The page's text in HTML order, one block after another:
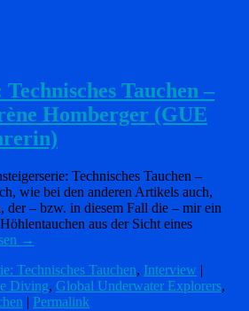
Tauchen –
Homberger (GUE
Technisches Tauchen –
wie bei den anderen Artikels auch,
der – bzw. in diesem Fall die – mir ein
aus der Sicht eines
→
Technisches Tauchen, Interview |
Diving, Global Underwater Explorers,
| Permalink